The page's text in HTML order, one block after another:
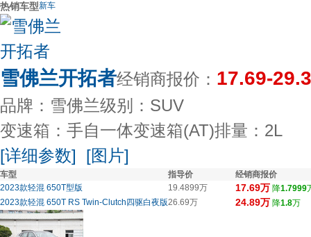
热销车型新车
雪佛兰开拓者经销商报价： 17.69-
品牌：雪佛兰级别：SUV
变速箱：手自一体变速箱(AT)排量：2L
[详细参数]
[图片]
车型 指导价
经销商报价
2023款轻混 650T型版
19.4899万 17.69万 降1.7999
2023款轻混 650T RS Twin-Clutch四驱白夜版26.69万 24.89万 降1.8万